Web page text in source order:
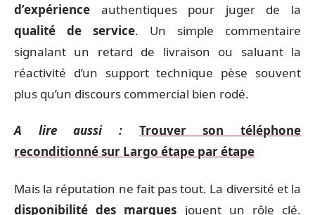
d’expérience authentiques pour juger de la
qualité de service. Un simple commentaire
signalant un retard de livraison ou saluant la
réactivité d’un support technique pèse souvent
plus qu’un discours commercial bien rodé.
A lire aussi :
Trouver son téléphone
reconditionné sur Largo étape par étape
Mais la réputation ne fait pas tout. La diversité et la
disponibilité des marques jouent un rôle clé.